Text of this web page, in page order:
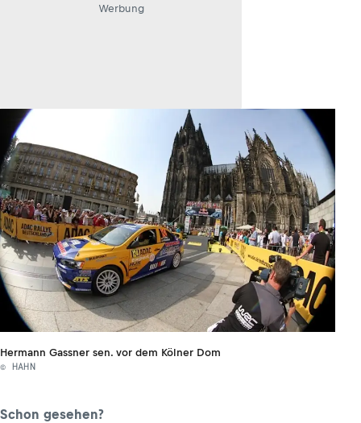
Werbung
Hermann Gassner sen. vor dem Kölner Dom
© HAHN
Schon gesehen?